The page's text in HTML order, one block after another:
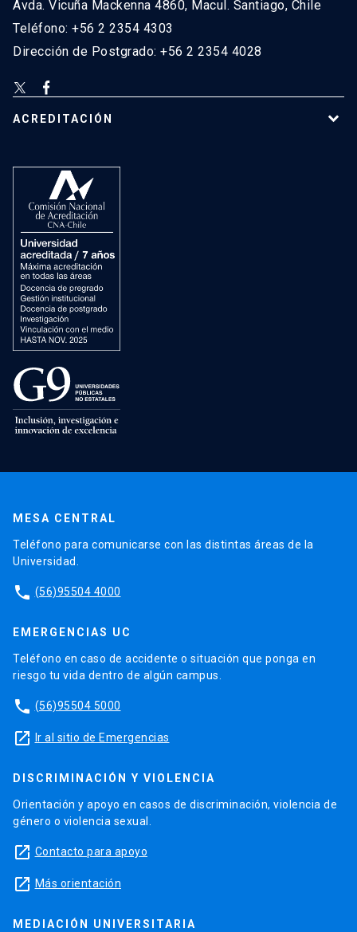
Avda. Vicuña Mackenna 4860, Macul. Santiago, Chile
Teléfono: +56 2 2354 4303
Dirección de Postgrado: +56 2 2354 4028
ACREDITACIÓN
MESA CENTRAL
Teléfono para comunicarse con las distintas áreas de la
Universidad.
phone (56)95504 4000
EMERGENCIAS UC
Teléfono en caso de accidente o situación que ponga en
riesgo tu vida dentro de algún campus.
phone (56)95504 5000
launch Ir al sitio de Emergencias
DISCRIMINACIÓN Y VIOLENCIA
Orientación y apoyo en casos de discriminación, violencia de
género o violencia sexual.
launch Contacto para apoyo
launch Más orientación
MEDIACIÓN UNIVERSITARIA